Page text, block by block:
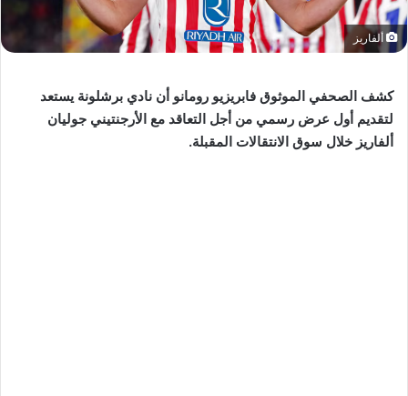
ألفاريز
كشف الصحفي الموثوق فابريزيو رومانو أن نادي برشلونة يستعد
لتقديم أول عرض رسمي من أجل التعاقد مع الأرجنتيني جوليان
ألفاريز خلال سوق الانتقالات المقبلة.